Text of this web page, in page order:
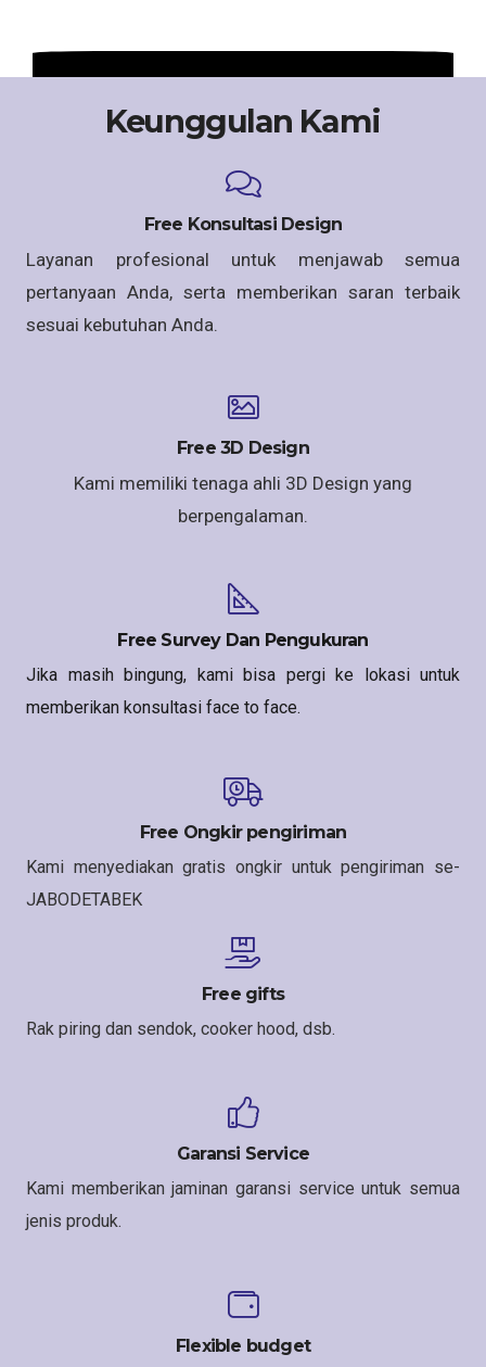
Keunggulan Kami
Free Konsultasi Design
Layanan profesional untuk menjawab semua
pertanyaan Anda, serta memberikan saran terbaik
sesuai kebutuhan Anda.
Free 3D Design
Kami memiliki tenaga ahli 3D Design yang
berpengalaman.
Free Survey Dan Pengukuran
Jika masih bingung, kami bisa pergi ke lokasi untuk
memberikan konsultasi face to face.
Free Ongkir pengiriman
Kami menyediakan gratis ongkir untuk pengiriman se-
JABODETABEK
Free gifts
Rak piring dan sendok, cooker hood, dsb.
Garansi Service
Kami memberikan jaminan garansi service untuk semua
jenis produk.
Flexible budget